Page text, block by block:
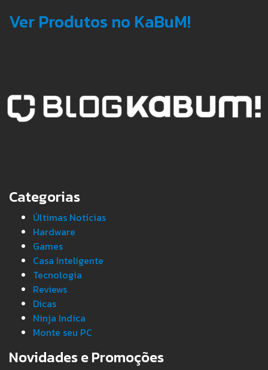
Ver Produtos no KaBuM!
Categorias
Últimas Notícias
Hardware
Games
Casa Inteligente
Tecnologia
Reviews
Dicas
Ninja Indica
Monte seu PC
Novidades e Promoções